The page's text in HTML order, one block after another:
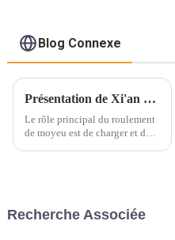
Blog Connexe
Présentation de Xi'an Star Industrial Co., Ltd. et de nos roulements de moyeu de roue pour automobiles (deuxième partie)
Le rôle principal du roulement
de moyeu est de charger et de
Recherche Associée